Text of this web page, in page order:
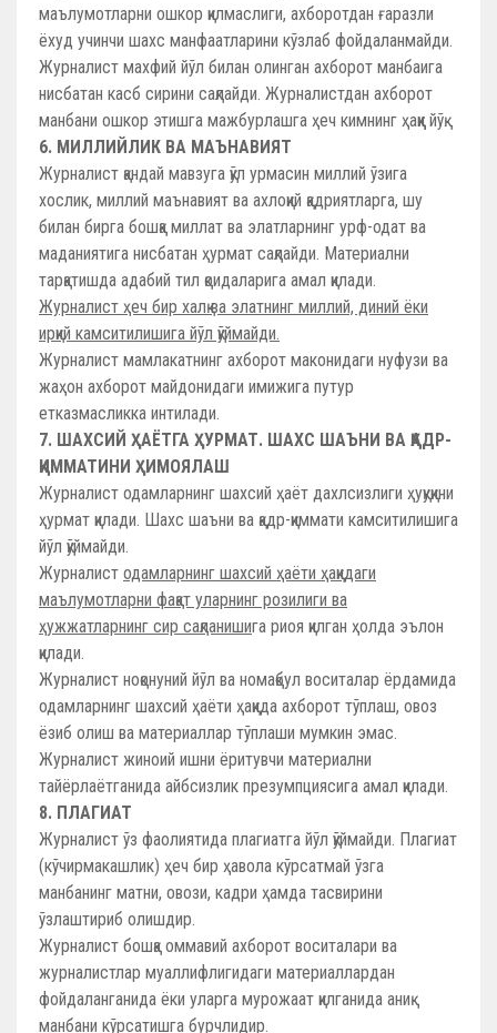
маълумотларни ошкор қилмаслиги, ахборотдан ғаразли
ёхуд учинчи шахс манфаатларини кўзлаб фойдаланмайди.
Журналист махфий йўл билан олинган ахборот манбаига
нисбатан касб сирини сақлайди. Журналистдан ахборот
манбани ошкор этишга мажбурлашга ҳеч кимнинг ҳаққи йўқ.
6. МИЛЛИЙЛИК ВА МАЪНАВИЯТ
Журналист қандай мавзуга қўл урмасин миллий ўзига
хослик, миллий маънавият ва ахлоқий қадриятларга, шу
билан бирга бошқа миллат ва элатларнинг урф-одат ва
маданиятига нисбатан ҳурмат сақлайди. Материални
тарқатишда адабий тил қоидаларига амал қилади.
Журналист ҳеч бир халқ ва элатнинг миллий, диний ёки
ирқий камситилишига йўл қўймайди.
Журналист мамлакатнинг ахборот маконидаги нуфузи ва
жаҳон ахборот майдонидаги имижига путур
етказмасликка интилади.
7. ШАХСИЙ ҲАЁТГА ҲУРМАТ. ШАХС ШАЪНИ ВА ҚАДР-
ҚИММАТИНИ ҲИМОЯЛАШ
Журналист одамларнинг шахсий ҳаёт дахлсизлиги ҳуқуқини
ҳурмат қилади. Шахс шаъни ва қадр-қиммати камситилишига
йўл қўймайди.
Журналист одамларнинг шахсий ҳаёти ҳақидаги
маълумотларни фақат уларнинг розилиги ва
ҳужжатларнинг сир сақланишига риоя қилган ҳолда эълон
қилади.
Журналист ноқонуний йўл ва номақбул воситалар ёрдамида
одамларнинг шахсий ҳаёти ҳақида ахборот тўплаш, овоз
ёзиб олиш ва материаллар тўплаши мумкин эмас.
Журналист жиноий ишни ёритувчи материални
тайёрлаётганида айбсизлик презумпциясига амал қилади.
8. ПЛАГИАТ
Журналист ўз фаолиятида плагиатга йўл қўймайди. Плагиат
(кўчирмакашлик) ҳеч бир ҳавола кўрсатмай ўзга
манбанинг матни, овози, кадри ҳамда тасвирини
ўзлаштириб олишдир.
Журналист бошқа оммавий ахборот воситалари ва
журналистлар муаллифлигидаги материаллардан
фойдаланганида ёки уларга мурожаат қилганида аниқ
манбани кўрсатишга бурчлидир.